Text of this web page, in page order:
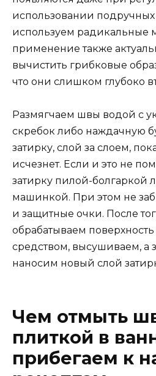
использовании
используем радикальные
применение также
вычистить грибковые
что они слишком глубоко
Размягчаем швы водой с
скребок либо наждачную
затирку, слой за слоем,
исчезнет. Если и это не
затирку пилой-болгаркой
машинкой. При этом не
и защитные очки. После
обрабатываем
средством, высушиваем, а
наносим новый слой
Чем отмыть
плиткой в
прибегаем к